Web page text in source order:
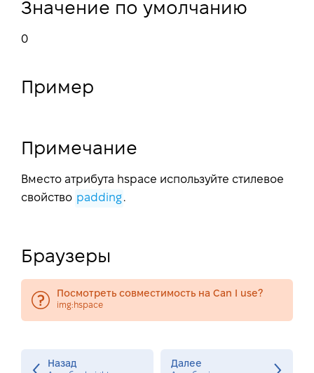
Значение по умолчанию
0
Пример
Примечание
Вместо атрибута hspace используйте стилевое
свойство padding .
Браузеры
Посмотреть совместимость на Can I use?
img:hspace
Назад Далее